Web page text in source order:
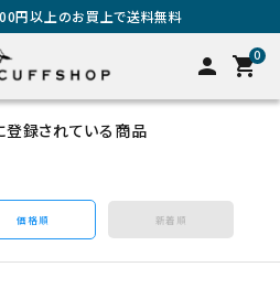
円以上のお買上で送料無料
person 0
shopping_cart
search
登録されている商品
価格順 新着順